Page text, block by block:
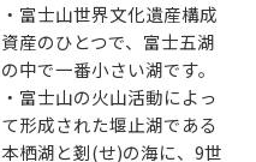
・富士山世界文化遺産構成
資産のひとつで、富士五湖
の中で一番小さい湖です。
・富士山の火山活動によっ
て形成された堰止湖である
本栖湖と剗(せ)の海に、9世